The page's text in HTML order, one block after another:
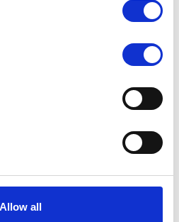
Allow all
willen, kunnen
de onderbreking van tram